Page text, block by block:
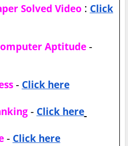
Solved Video : Click
Aptitude-
- Click here
- Click here
- Click here